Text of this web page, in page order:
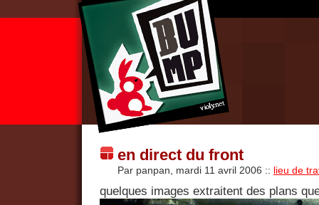
en direct du front
Par panpan, mardi 11 avril 2006 :: lieu de
quelques images extraitent des plans